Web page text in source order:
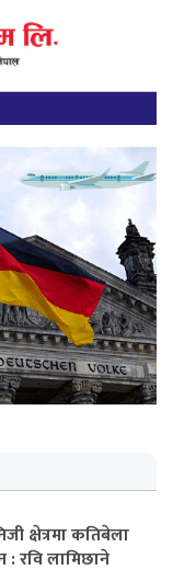
क्षेत्रमा कतिबेला
: रवि लामिछाने